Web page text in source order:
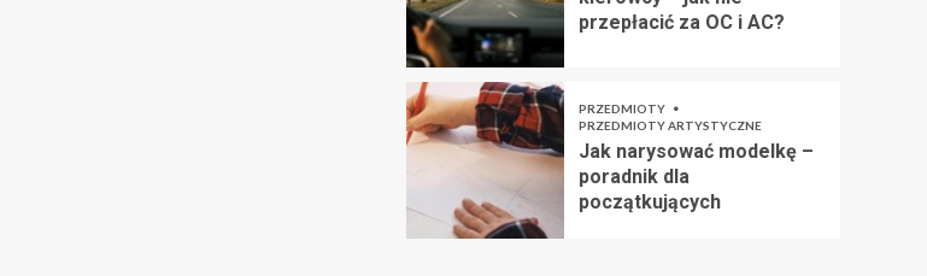
przepłacić za OC i AC?
PRZEDMIOTY
PRZEDMIOTY ARTYSTYCZNE
Jak narysować modelkę –
poradnik dla
początkujących